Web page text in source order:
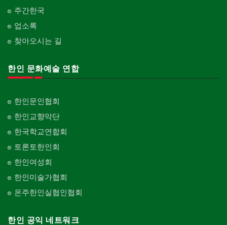
주간한국
업소록
찾아오시는 길
한인 문화예술 연합
한인문인협회
한인교향악단
한국학교연합회
토론토한인회
한인여성회
한인미술가협회
온주한인실협인협회
한인 공익 네트워크